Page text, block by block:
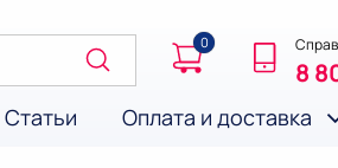
8
Статьи Оплата и доставка